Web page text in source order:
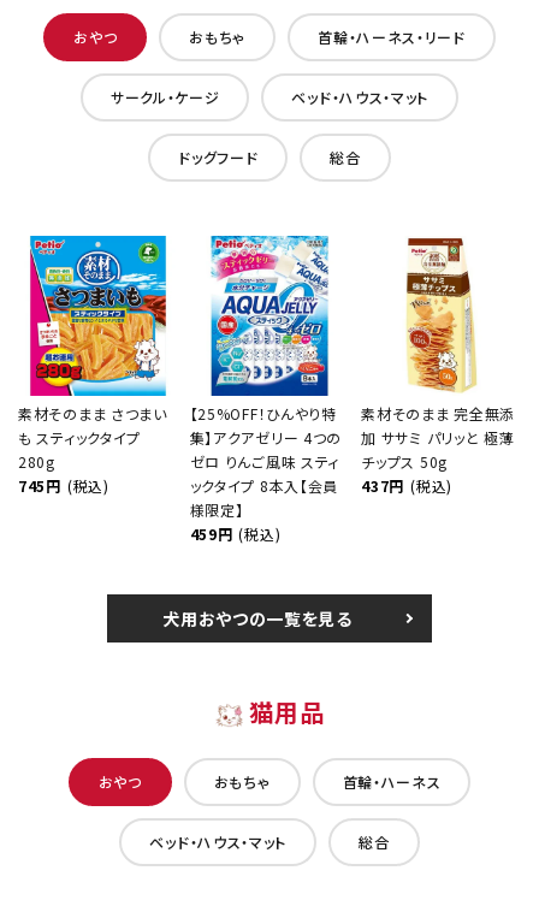
おやつ おもちゃ 首輪・ハーネス・リード
サークル・ケージ ベッド・ハウス・マット
ドッグフード 総合
素材そのまま さつまい
も スティックタイプ
280g
745円 (税込)
【25%OFF！ひんやり特
集】アクアゼリー 4つの
ゼロ りんご風味 スティ
ックタイプ 8本入【会員
様限定】
459円 (税込)
素材そのまま 完全無添
加 ササミ パリッと 極薄
チップス 50g
437円 (税込)
犬用おやつの一覧を見る
猫用品
おやつ おもちゃ 首輪・ハーネス
ベッド・ハウス・マット 総合